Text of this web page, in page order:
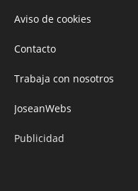
Aviso de cookies
Contacto
Trabaja con nosotros
JoseanWebs
Publicidad